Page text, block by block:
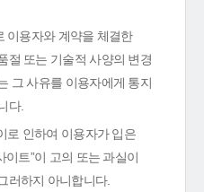
이용자와 계약을 체결한
절 또는 기술적 사양의 변경
그 사유를 이용자에게 통지
다.
로 인하여 이용자가 입은
이트”이 고의 또는 과실이
러하지 아니합니다.